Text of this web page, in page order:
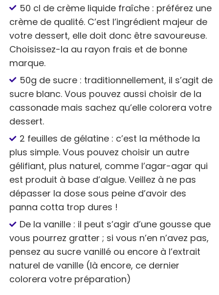
50 cl de crème liquide fraîche : préférez une
crème de qualité. C’est l’ingrédient majeur de
votre dessert, elle doit donc être savoureuse.
Choisissez-la au rayon frais et de bonne
marque.
50g de sucre : traditionnellement, il s’agit de
sucre blanc. Vous pouvez aussi choisir de la
cassonade mais sachez qu’elle colorera votre
dessert.
2 feuilles de gélatine : c’est la méthode la
plus simple. Vous pouvez choisir un autre
gélifiant, plus naturel, comme l’agar-agar qui
est produit à base d’algue. Veillez à ne pas
dépasser la dose sous peine d’avoir des
panna cotta trop dures !
De la vanille : il peut s’agir d’une gousse que
vous pourrez gratter ; si vous n’en n’avez pas,
pensez au sucre vanillé ou encore à l’extrait
naturel de vanille (là encore, ce dernier
colorera votre préparation)